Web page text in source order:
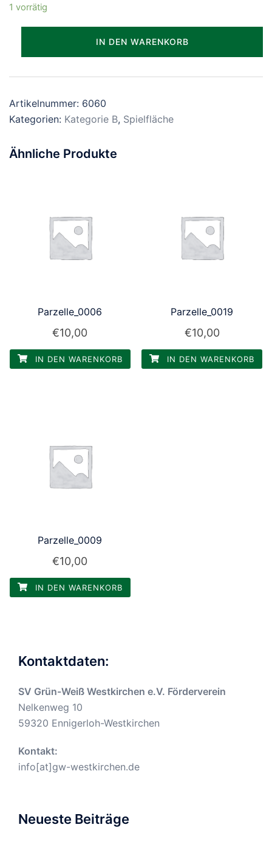
1 vorrätig
IN DEN WARENKORB
Artikelnummer: 6060
Kategorien: Kategorie B, Spielfläche
Ähnliche Produkte
Parzelle_0006
€10,00
IN DEN WARENKORB
Parzelle_0019
€10,00
IN DEN WARENKORB
Parzelle_0009
€10,00
IN DEN WARENKORB
Kontaktdaten:
SV Grün-Weiß Westkirchen e.V. Förderverein
Nelkenweg 10
59320 Ennigerloh-Westkirchen
Kontakt:
info[at]gw-westkirchen.de
Neueste Beiträge